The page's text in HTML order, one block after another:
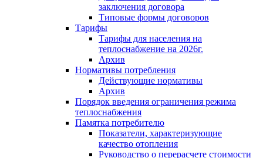
заключения договора
Типовые формы договоров
Тарифы
Тарифы для населения на
теплоснабжение на 2026г.
Архив
Нормативы потребления
Действующие нормативы
Архив
Порядок введения ограничения режима
теплоснабжения
Памятка потребителю
Показатели, характеризующие
качество отопления
Руководство о перерасчете стоимости